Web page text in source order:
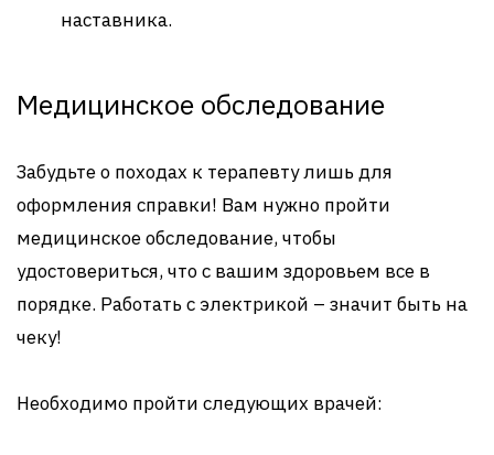
наставника.
Медицинское обследование
Забудьте о походах к терапевту лишь для
оформления справки! Вам нужно пройти
медицинское обследование, чтобы
удостовериться, что с вашим здоровьем все в
порядке. Работать с электрикой – значит быть на
чеку!
Необходимо пройти следующих врачей: